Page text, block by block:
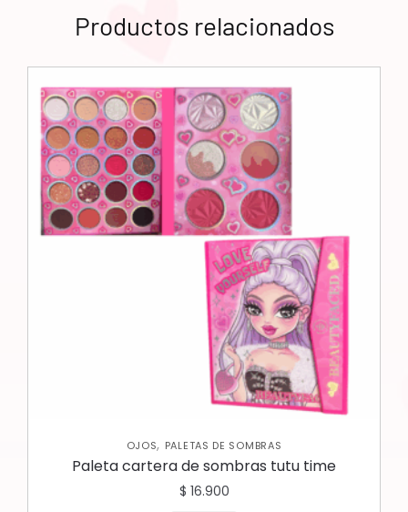
Productos relacionados
OJOS, PALETAS DE SOMBRAS
Paleta cartera de sombras tutu time
$ 16.900